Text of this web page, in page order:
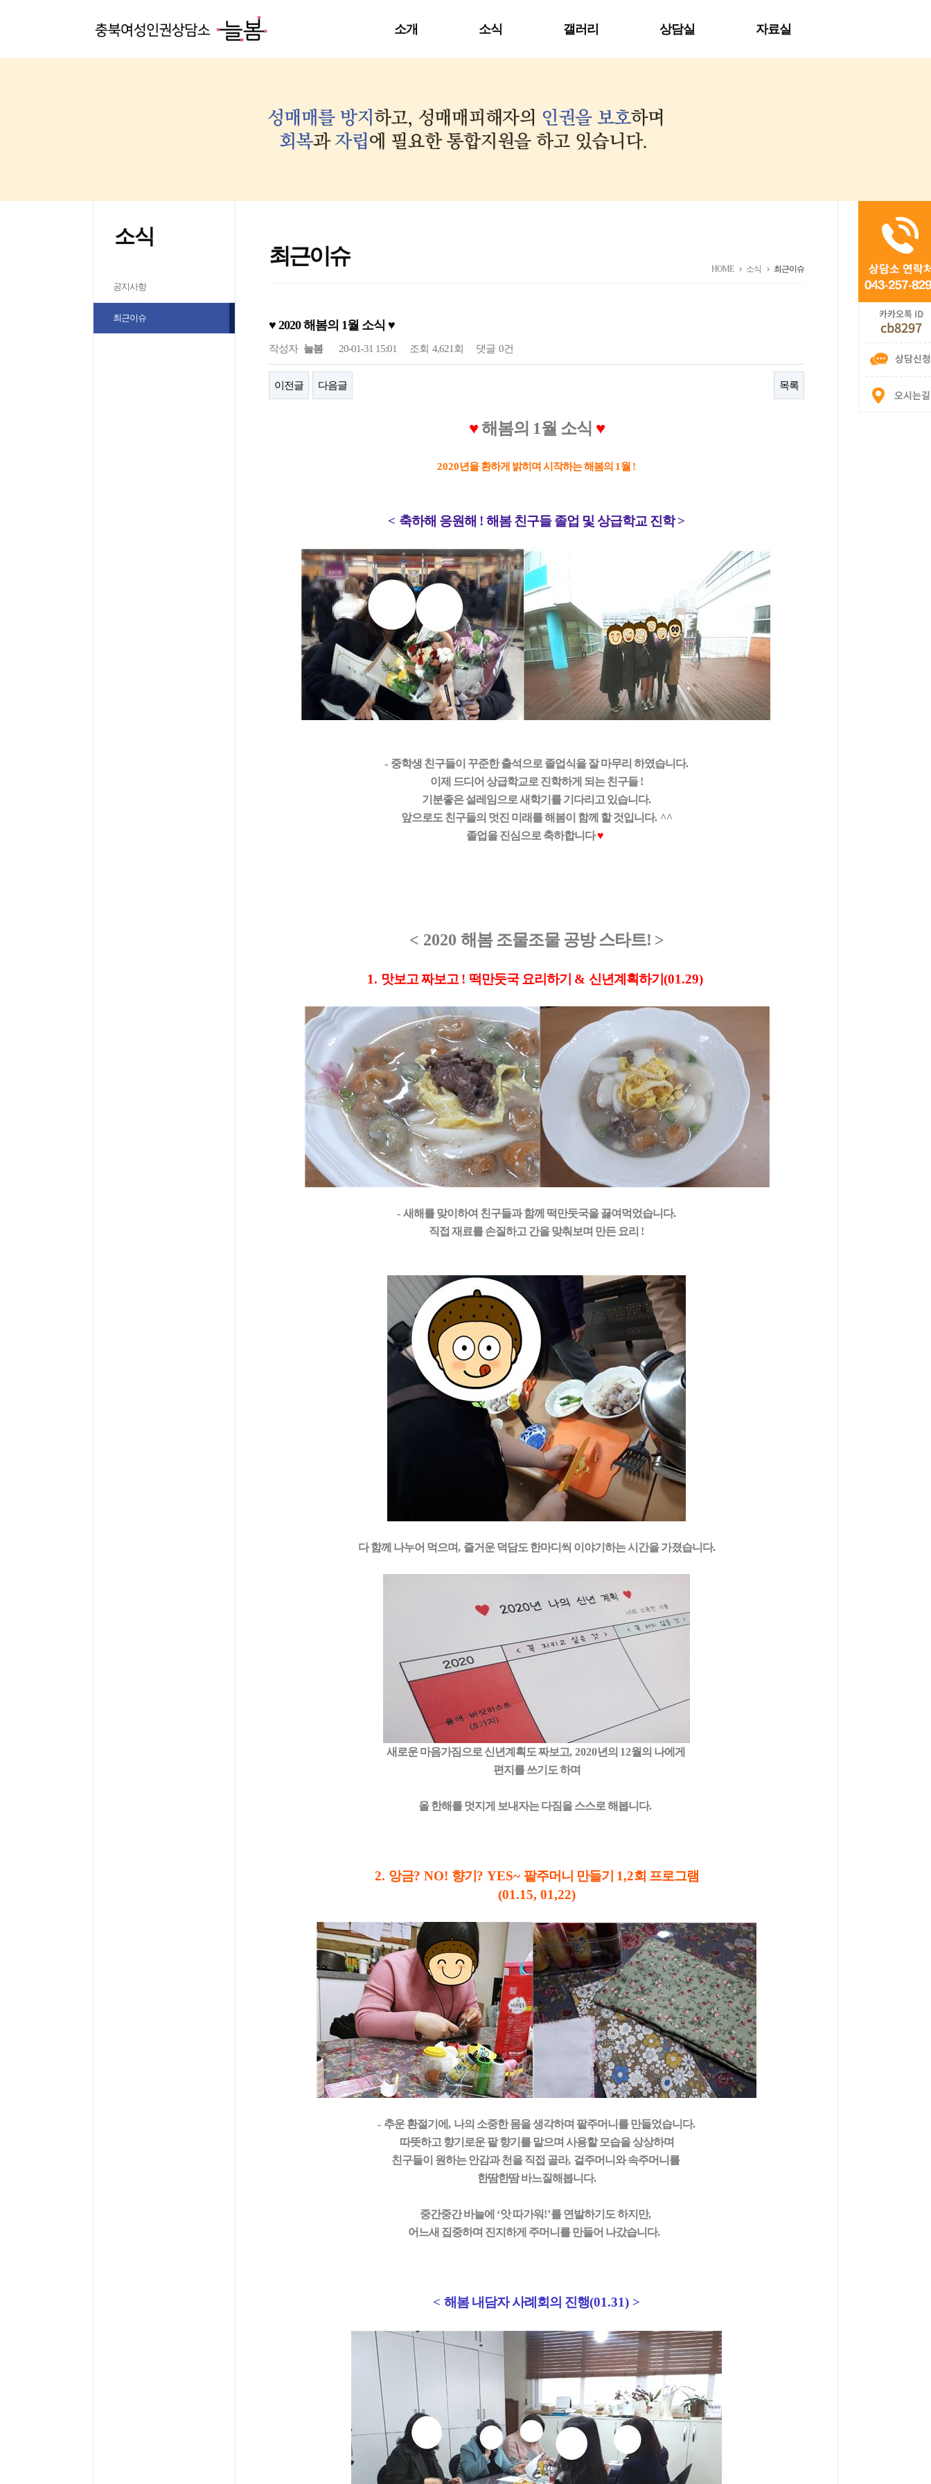
소개 소식 갤러리 상담실 자료실
소식
공지사항
최근이슈
최근이슈
HOME 소식 최근이슈
♥ 2020 해봄의 1월 소식 ♥
작성자 늘봄 20-01-31 15:01 조회 4,621회 댓글 0건
이전글 다음글 목록
♥해봄의 1월 소식 ♥
2020년을 환하게 밝히며 시작하는 해봄의 1 월 !
< 축하해 응원해 ! 해봄 친구들 졸업 및 상급학교 진학 >
- 중학생 친구들이 꾸준한 출석으로 졸업식을 잘 마무리 하였습니다.
이제 드디어 상급학교로 진학하게 되는 친구들!
기분좋은 설레임으로 새학기를 기다리고 있습니다.
앞으로도 친구들의 멋진 미래를 해봄이 함께 할 것입니다. ^^
졸업을 진심으로 축하합니다♥
< 2020 해봄 조물조물 공방 스타트! >
1. 맛보고 짜보고! 떡만둣국 요리하기 & 신년계획하기 (01.29)
- 새해를 맞이하여 친구들과 함께 떡만둣국을 끓여먹었습니다.
직접 재료를 손질하고 간을 맞춰보며 만든 요리 !
다 함께 나누어 먹으며, 즐거운 덕담도 한마디씩 이야기하는 시간을 가졌습니다.
새로운 마음가짐으로 신년계획도 짜보고, 2020년의 12월의 나에게
편지를 쓰기도 하며
올 한해를 멋지게 보내자는 다짐을 스스로 해봅니다.
2. 앙금? NO! 향기 ? YES~ 팥주머니 만들기 1,2회 프로그램
(01.15, 01,22)
- 추운 환절기에 , 나의 소중한 몸을 생각하며 팥주머니를 만들었습니다.
따뜻하고 향기로운 팥 향기를 맡으며 사용할 모습을 상상하며
친구들이 원하는 안감과 천을 직접 골라, 겉주머니와 속주머니를
한땀한땀 바느질해봅니다.
중간중간 바늘에 ‘앗 따가워!’를 연발하기도 하지만,
어느새 집중하며 진지하게 주머니를 만들어 나갔습니다.
< 해봄 내담자 사례회의 진행(01.31) >